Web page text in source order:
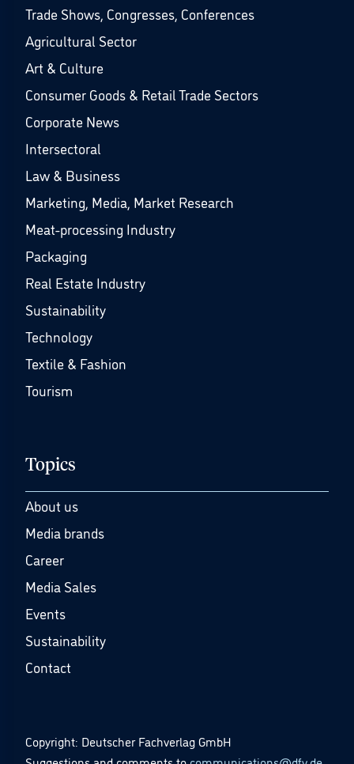
Trade Shows, Congresses, Conferences
Agricultural Sector
Art & Culture
Consumer Goods & Retail Trade Sectors
Corporate News
Intersectoral
Law & Business
Marketing, Media, Market Research
Meat-processing Industry
Packaging
Real Estate Industry
Sustainability
Technology
Textile & Fashion
Tourism
Topics
About us
Media brands
Career
Media Sales
Events
Sustainability
Contact
Copyright: Deutscher Fachverlag GmbH